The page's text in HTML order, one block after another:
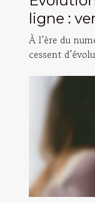
ligne :
vidéo
À l’ère du
cessent